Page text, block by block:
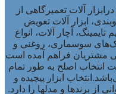
آلات تعمیرگاهی از
ابزار آلات تعویض
آچار آلات، انواع
سوسماری، روغنی و
مشتریان فراهم آمده است
اصلح به طور تمام
ابزار پیچیده و
از برندها و مدلها را دارد.